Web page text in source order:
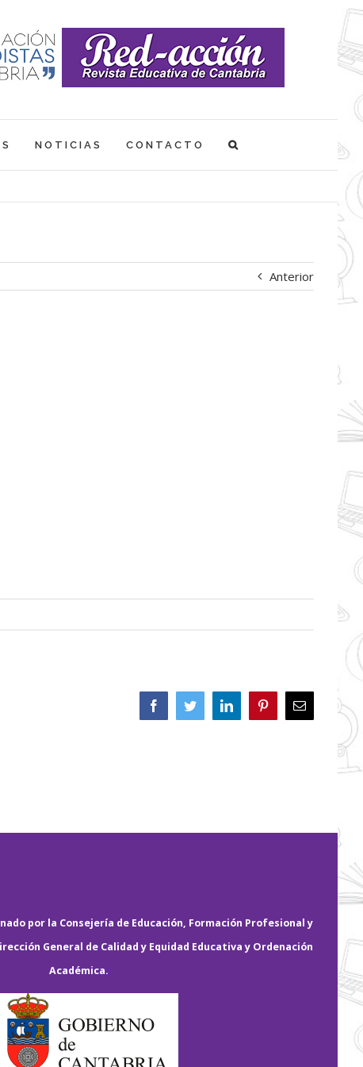
NOTICIAS CONTACTO
Anterior
FacebookTwitterLinkedIn PinterestCorreo
electrónico
por la Consejería de Educación, Formación Profesional y
General de Calidad y Equidad Educativa y Ordenación
Académica.